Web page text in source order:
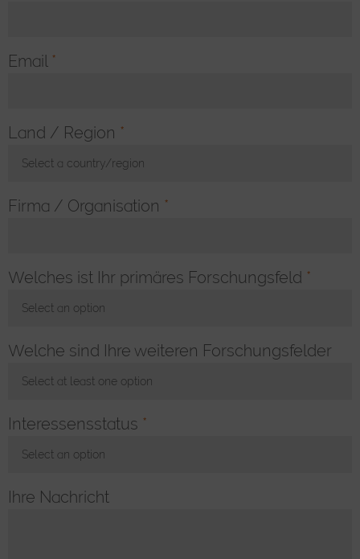
Email *
Land / Region *
Select a country/region
Firma / Organisation *
Welches ist Ihr primäres Forschungsfeld *
Select an option
Welche sind Ihre weiteren Forschungsfelder
Select at least one option
Interessensstatus *
Select an option
Ihre Nachricht